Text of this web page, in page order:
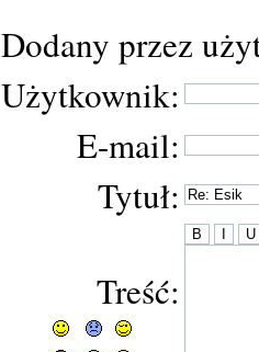
Dodany przez
Użytkownik:
E-mail:
Tytuł:
Treść: